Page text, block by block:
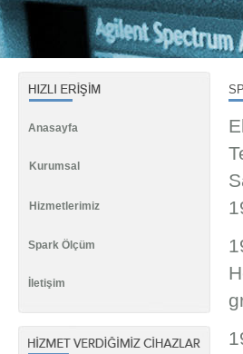
Anasayfa
Kurumsal
Hizmetlerimiz
Spark Ölçüm
İletişim